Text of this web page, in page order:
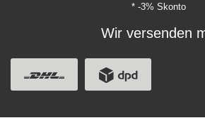
* -3% Skonto
Wir versenden